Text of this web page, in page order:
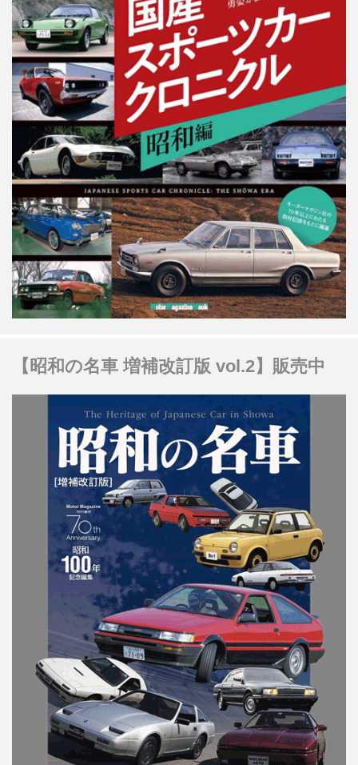
【昭和の名車 増補改訂版 vol.2】販売中